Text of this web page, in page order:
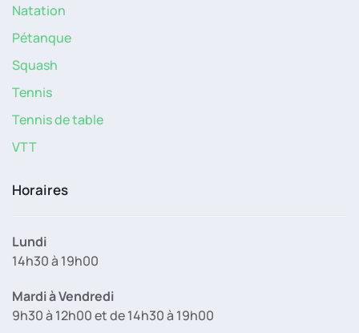
Natation
Pétanque
Squash
Tennis
Tennis de table
VTT
Horaires
Lundi
14h30 à 19h00
Mardi à Vendredi
9h30 à 12h00 et de 14h30 à 19h00